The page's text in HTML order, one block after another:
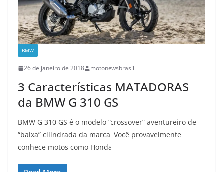
BMW
26 de janeiro de 2018 motonewsbrasil
3 Características MATADORAS
da BMW G 310 GS
BMW G 310 GS é o modelo “crossover” aventureiro de
“baixa” cilindrada da marca. Você provavelmente
conhece motos como Honda